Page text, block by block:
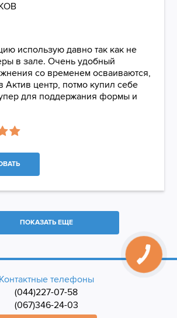
использую давно так как не
в зале. Очень удобный
со временем осваиваются,
Актив центр, потмо купил себе
для поддержания формы и
ПОКАЗАТЬ ЕЩЕ
Контактные телефоны
(044)227-07-58
(067)346-24-03